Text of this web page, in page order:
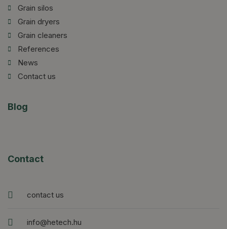
Grain silos
Grain dryers
Grain cleaners
References
News
Contact us
Blog
Contact
contact us
info@hetech.hu